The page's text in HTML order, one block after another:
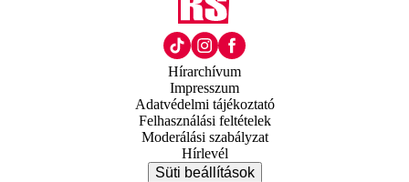
Hírarchívum
Impresszum
Adatvédelmi tájékoztató
Felhasználási feltételek
Moderálási szabályzat
Hírlevél
Süti beállítások